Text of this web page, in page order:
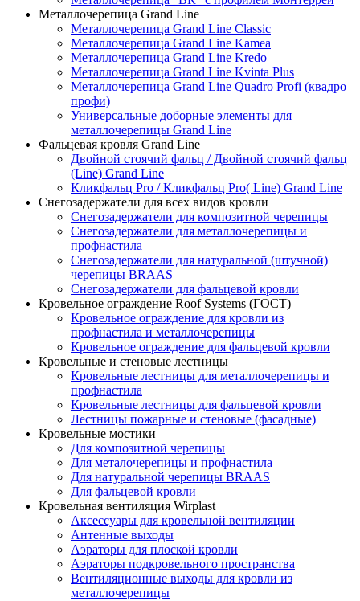
Металлочерепица Grand Line
Металлочерепица Grand Line Classic
Металлочерепица Grand Line Kamea
Металлочерепица Grand Line Kredo
Металлочерепица Grand Line Kvinta Plus
Металлочерепица Grand Line Quadro Profi (квадро
профи)
Универсальные доборные элементы для
металлочерепицы Grand Line
Фальцевая кровля Grand Line
Двойной стоячий фальц / Двойной стоячий фальц
(Line) Grand Line
Кликфальц Pro / Кликфальц Pro( Line) Grand Line
Снегозадержатели для всех видов кровли
Снегозадержатели для композитной черепицы
Снегозадержатели для металлочерепицы и
профнастила
Снегозадержатели для натуральной (штучной)
черепицы BRAAS
Снегозадержатели для фальцевой кровли
Кровельное ограждение Roof Systems (ГОСТ)
Кровельное ограждение для кровли из
профнастила и металлочерепицы
Кровельное ограждение для фальцевой кровли
Кровельные и стеновые лестницы
Кровельные лестницы для металлочерепицы и
профнастила
Кровельные лестницы для фальцевой кровли
Лестницы пожарные и стеновые (фасадные)
Кровельные мостики
Для композитной черепицы
Для металочерепицы и профнастила
Для натуральной черепицы BRAAS
Для фальцевой кровли
Кровельная вентиляция Wirplast
Аксессуары для кровельной вентиляции
Антенные выходы
Аэраторы для плоской кровли
Аэраторы подкровельного пространства
Вентиляционные выходы для кровли из
металлочерепицы